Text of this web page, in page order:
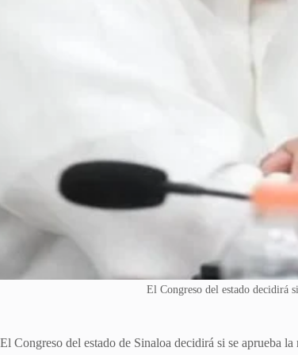
El Congreso del estado decidirá
El Congreso del estado de Sinaloa decidirá si se aprueba